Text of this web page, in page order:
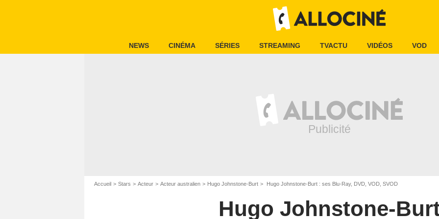
NEWS CINÉMA SÉRIES STREAMING TVACTU VIDÉOS VOD
Accueil Stars Acteur Acteur australien Hugo Johnstone-Burt Hugo Johnstone-Burt : ses Blu-Ray, DVD, VOD, SVOD
Hugo Johnstone-